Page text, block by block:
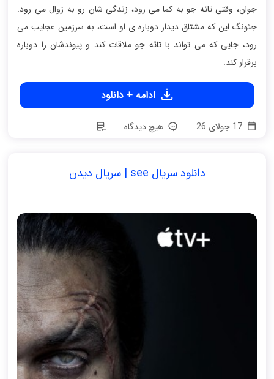
جوان، وقتی تائه جو به کما می رود، زندگی شان رو به زوال می رود.
جئونگ این که مشتاق دیدار دوباره ی او است، به سرزمین عجایب می
رود، جایی که می تواند با تائه جو ملاقات کند و پیوندشان را دوباره
برقرار کند.
ادامه + دانلود
17 جولای 26 هیچ دیدگاه
دانلود سریال see | سریال دیدن